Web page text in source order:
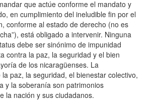
que actúe conforme el mandato y
en cumplimiento del ineludible fin por el
conforme al estado de derecho (no es
está obligado a intervenir. Ninguna
debe ser sinónimo de impunidad
contra la paz, la seguridad y el bien
de los nicaragüenses. La
paz, la seguridad, el bienestar colectivo,
y la soberanía son patrimonios
la nación y sus ciudadanos.